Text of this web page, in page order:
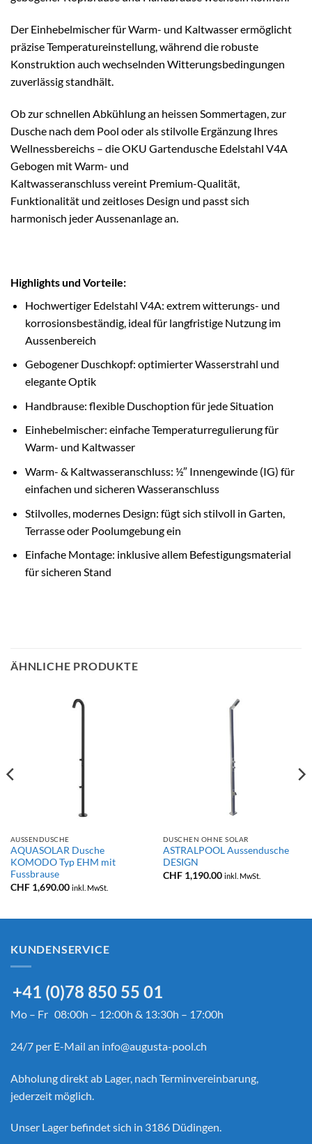
Der Einhebelmischer für Warm- und Kaltwasser ermöglicht
präzise Temperatureinstellung, während die robuste
Konstruktion auch wechselnden Witterungsbedingungen
zuverlässig standhält.
Ob zur schnellen Abkühlung an heissen Sommertagen, zur
Dusche nach dem Pool oder als stilvolle Ergänzung Ihres
Wellnessbereichs – die OKU Gartendusche Edelstahl V4A
Gebogen mit Warm- und
Kaltwasseranschluss vereint Premium-Qualität,
Funktionalität und zeitloses Design und passt sich
harmonisch jeder Aussenanlage an.
Highlights und Vorteile:
Hochwertiger Edelstahl V4A: extrem witterungs- und
korrosionsbeständig, ideal für langfristige Nutzung im
Aussenbereich
Gebogener Duschkopf: optimierter Wasserstrahl und
elegante Optik
Handbrause: flexible Duschoption für jede Situation
Einhebelmischer: einfache Temperaturregulierung für
Warm- und Kaltwasser
Warm- & Kaltwasseranschluss: ½″ Innengewinde (IG) für
einfachen und sicheren Wasseranschluss
Stilvolles, modernes Design: fügt sich stilvoll in Garten,
Terrasse oder Poolumgebung ein
Einfache Montage: inklusive allem Befestigungsmaterial
für sicheren Stand
ÄHNLICHE PRODUKTE
AUSSENDUSCHE
AQUASOLAR Dusche
KOMODO Typ EHM mit
Fussbrause
CHF1,690.00 inkl. MwSt.
DUSCHEN OHNE SOLAR
ASTRALPOOL Aussendusche
DESIGN
CHF1,190.00 inkl. MwSt.
KUNDENSERVICE
+41 (0)78 850 55 01
Mo – Fr 08:00h – 12:00h & 13:30h – 17:00h
24/7 per E-Mail an info@augusta-pool.ch
Abholung direkt ab Lager, nach Terminvereinbarung,
jederzeit möglich.
Unser Lager befindet sich in 3186 Düdingen.